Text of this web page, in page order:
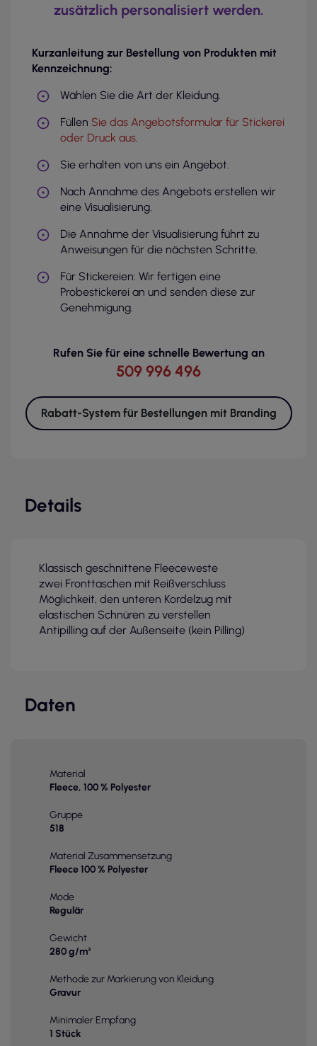
zusätzlich personalisiert werden.
Kurzanleitung zur Bestellung von Produkten mit
Kennzeichnung:
Wählen Sie die Art der Kleidung.
Füllen Sie das Angebotsformular für Stickerei
oder Druck aus.
Sie erhalten von uns ein Angebot.
Nach Annahme des Angebots erstellen wir
eine Visualisierung.
Die Annahme der Visualisierung führt zu
Anweisungen für die nächsten Schritte.
Für Stickereien: Wir fertigen eine
Probestickerei an und senden diese zur
Genehmigung.
Rufen Sie für eine schnelle Bewertung an
509 996 496
Rabatt-System für Bestellungen mit Branding
Details
Klassisch geschnittene Fleeceweste
zwei Fronttaschen mit Reißverschluss
Möglichkeit, den unteren Kordelzug mit
elastischen Schnüren zu verstellen
Antipilling auf der Außenseite (kein Pilling)
Daten
Material
Fleece, 100 % Polyester
Gruppe
518
Material Zusammensetzung
Fleece 100 % Polyester
Mode
Regulär
Gewicht
280 g/m²
Methode zur Markierung von Kleidung
Gravur
Minimaler Empfang
1 Stück